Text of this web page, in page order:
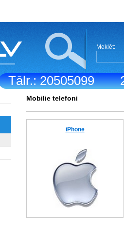
Tālr.: 20505099
Meklēt:
Mobilie telefoni
iPhone